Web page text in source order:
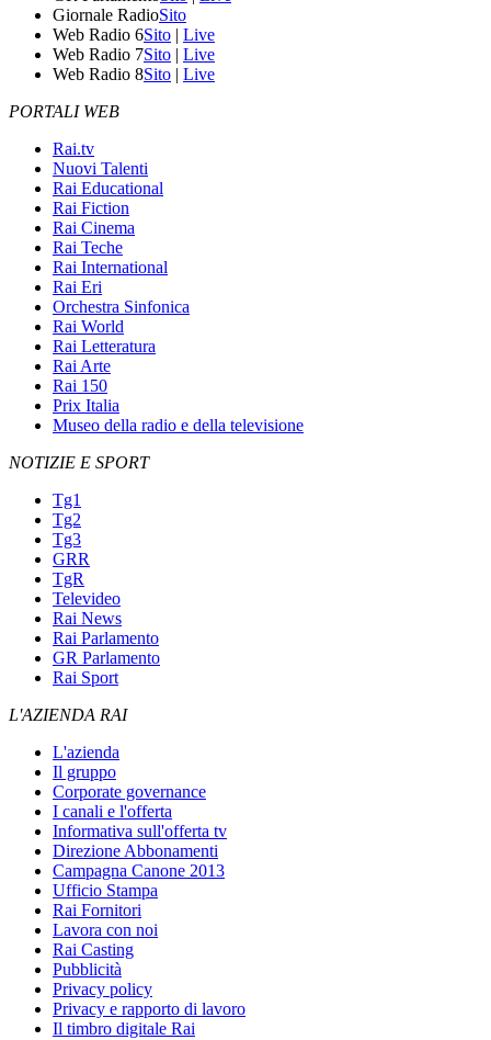
Giornale RadioSito
Web Radio 6Sito | Live
Web Radio 7Sito | Live
Web Radio 8Sito | Live
PORTALI WEB
Rai.tv
Nuovi Talenti
Rai Educational
Rai Fiction
Rai Cinema
Rai Teche
Rai International
Rai Eri
Orchestra Sinfonica
Rai World
Rai Letteratura
Rai Arte
Rai 150
Prix Italia
Museo della radio e della televisione
NOTIZIE E SPORT
Tg1
Tg2
Tg3
GRR
TgR
Televideo
Rai News
Rai Parlamento
GR Parlamento
Rai Sport
L'AZIENDA RAI
L'azienda
Il gruppo
Corporate governance
I canali e l'offerta
Informativa sull'offerta tv
Direzione Abbonamenti
Campagna Canone 2013
Ufficio Stampa
Rai Fornitori
Lavora con noi
Rai Casting
Pubblicità
Privacy policy
Privacy e rapporto di lavoro
Il timbro digitale Rai